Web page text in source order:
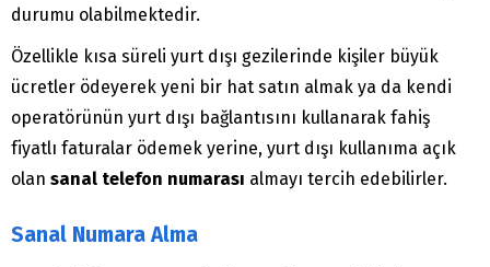
durumu olabilmektedir.
Özellikle kısa süreli yurt dışı gezilerinde kişiler büyük
ücretler ödeyerek yeni bir hat satın almak ya da kendi
operatörünün yurt dışı bağlantısını kullanarak fahiş
fiyatlı faturalar ödemek yerine, yurt dışı kullanıma açık
olan sanal telefon numarası almayı tercih edebilirler.
Sanal Numara Alma